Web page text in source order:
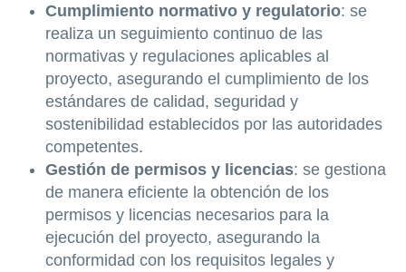
Cumplimiento normativo y regulatorio: se
realiza un seguimiento continuo de las
normativas y regulaciones aplicables al
proyecto, asegurando el cumplimiento de los
estándares de calidad, seguridad y
sostenibilidad establecidos por las autoridades
competentes.
Gestión de permisos y licencias: se gestiona
de manera eficiente la obtención de los
permisos y licencias necesarios para la
ejecución del proyecto, asegurando la
conformidad con los requisitos legales y